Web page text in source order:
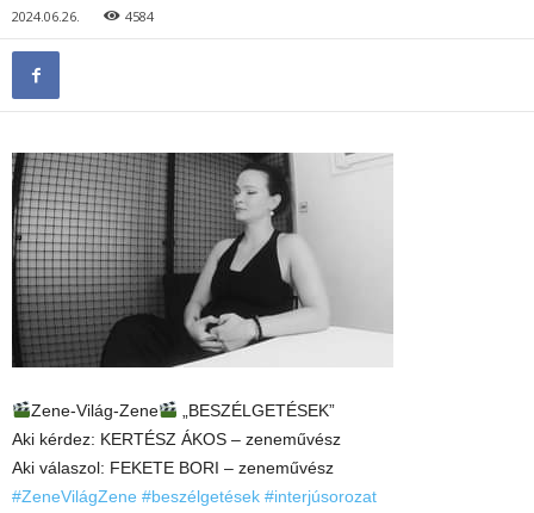
2024.06.26. 4584
Zene-Világ-Zene
„BESZÉLGETÉSEK”
Aki kérdez: KERTÉSZ ÁKOS – zeneművész
Aki válaszol: FEKETE BORI – zeneművész
#ZeneVilágZene #beszélgetések #interjúsorozat